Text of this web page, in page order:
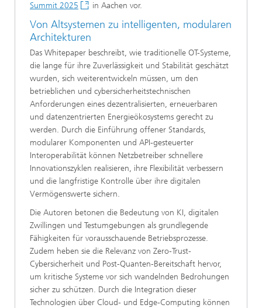
Summit 2025
in Aachen vor.
Von Altsystemen zu intelligenten, modularen
Architekturen
Das Whitepaper beschreibt, wie traditionelle OT-Systeme,
die lange für ihre Zuverlässigkeit und Stabilität geschätzt
wurden, sich weiterentwickeln müssen, um den
betrieblichen und cybersicherheitstechnischen
Anforderungen eines dezentralisierten, erneuerbaren
und datenzentrierten Energieökosystems gerecht zu
werden. Durch die Einführung offener Standards,
modularer Komponenten und API-gesteuerter
Interoperabilität können Netzbetreiber schnellere
Innovationszyklen realisieren, ihre Flexibilität verbessern
und die langfristige Kontrolle über ihre digitalen
Vermögenswerte sichern.
Die Autoren betonen die Bedeutung von KI, digitalen
Zwillingen und Testumgebungen als grundlegende
Fähigkeiten für vorausschauende Betriebsprozesse.
Zudem heben sie die Relevanz von Zero-Trust-
Cybersicherheit und Post-Quanten-Bereitschaft hervor,
um kritische Systeme vor sich wandelnden Bedrohungen
sicher zu schützen. Durch die Integration dieser
Technologien über Cloud- und Edge-Computing können